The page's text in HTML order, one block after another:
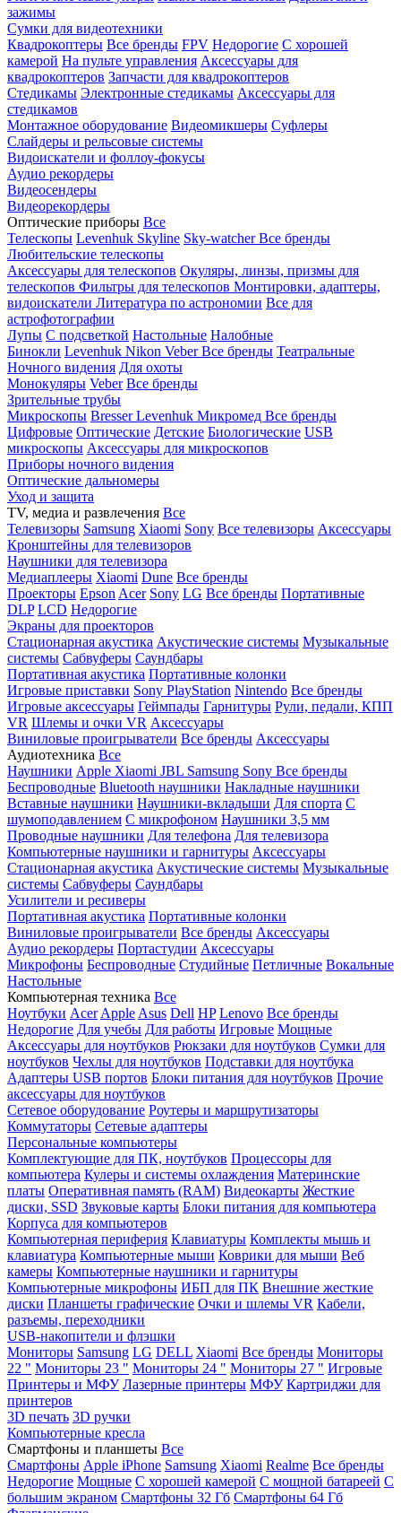
зажимы
Сумки для видеотехники
Квадрокоптеры Все бренды FPV Недорогие С хорошей
камерой На пульте управления Аксессуары для
квадрокоптеров Запчасти для квадрокоптеров
Стедикамы Электронные стедикамы Аксессуары для
стедикамов
Монтажное оборудование Видеомикшеры Суфлеры
Слайдеры и рельсовые системы
Видоискатели и фоллоу-фокусы
Аудио рекордеры
Видеосендеры
Видеорекордеры
Оптические приборы Все
Телескопы Levenhuk Skyline Sky-watcherВсе бренды
Любительские телескопы
Аксессуары для телескопов Окуляры, линзы, призмы для
телескопов Фильтры для телескопов Монтировки, адаптеры,
видоискатели Литература по астрономии Все для
астрофотографии
Лупы С подсветкой Настольные Налобные
Бинокли Levenhuk Nikon VeberВсе бренды Театральные
Ночного видения Для охоты
Монокуляры Veber Все бренды
Зрительные трубы
Микроскопы BresserLevenhuk Микромед Все бренды
Цифровые Оптические Детские Биологические USB
микроскопы Аксессуары для микроскопов
Приборы ночного видения
Оптические дальномеры
Уход и защита
TV, медиа и развлечения Все
Телевизоры Samsung Xiaomi Sony Все телевизоры Аксессуары
Кронштейны для телевизоров
Наушники для телевизора
Медиаплееры Xiaomi Dune Все бренды
Проекторы Epson Acer Sony LG Все бренды Портативные
DLP LCD Недорогие
Экраны для проекторов
Стационарная акустика Акустические системы Музыкальные
системы Сабвуферы Саундбары
Портативная акустика Портативные колонки
Игровые приставки Sony PlayStation Nintendo Все бренды
Игровые аксессуары Геймпады Гарнитуры Рули, педали, КПП
VR Шлемы и очки VR Аксессуары
Виниловые проигрыватели Все бренды Аксессуары
Аудиотехника Все
Наушники Apple Xiaomi JBL Samsung Sony Все бренды
Беспроводные Bluetooth наушники Накладные наушники
Вставные наушники Наушники-вкладыши Для спорта С
шумоподавлением С микрофоном Наушники 3,5 мм
Проводные наушники Для телефона Для телевизора
Компьютерные наушники и гарнитуры Аксессуары
Стационарная акустика Акустические системы Музыкальные
системы Сабвуферы Саундбары
Усилители и ресиверы
Портативная акустика Портативные колонки
Виниловые проигрыватели Все бренды Аксессуары
Аудио рекордеры Портастудии Аксессуары
Микрофоны Беспроводные Студийные Петличные Вокальные
Настольные
Компьютерная техника Все
Ноутбуки Acer Apple Asus Dell HP Lenovo Все бренды
Недорогие Для учебы Для работы Игровые Мощные
Аксессуары для ноутбуков Рюкзаки для ноутбуков Сумки для
ноутбуков Чехлы для ноутбуков Подставки для ноутбука
Адаптеры USB портов Блоки питания для ноутбуков Прочие
аксессуары для ноутбуков
Сетевое оборудование Роутеры и маршрутизаторы
Коммутаторы Сетевые адаптеры
Персональные компьютеры
Комплектующие для ПК, ноутбуков Процессоры для
компьютера Кулеры и системы охлаждения Материнские
платы Оперативная память (RAM) Видеокарты Жесткие
диски, SSD Звуковые карты Блоки питания для компьютера
Корпуса для компьютеров
Компьютерная периферия Клавиатуры Комплекты мышь и
клавиатура Компьютерные мыши Коврики для мыши Веб
камеры Компьютерные наушники и гарнитуры
Компьютерные микрофоны ИБП для ПК Внешние жесткие
диски Планшеты графические Очки и шлемы VR Кабели,
разъемы, переходники
USB-накопители и флэшки
Мониторы Samsung LG DELL Xiaomi Все бренды Мониторы
22 " Мониторы 23 " Мониторы 24 " Мониторы 27 " Игровые
Принтеры и МФУ Лазерные принтеры МФУ Картриджи для
принтеров
3D печать 3D ручки
Компьютерные кресла
Смартфоны и планшеты Все
Смартфоны Apple iPhone Samsung Xiaomi Realme Все бренды
Недорогие Мощные С хорошей камерой С мощной батареей С
большим экраном Смартфоны 32 Гб Смартфоны 64 Гб